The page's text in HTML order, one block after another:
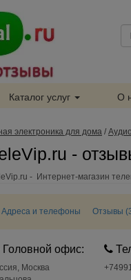
Каталог услуг О
электроника для дома /
-
- Интернет-магазин
Адреса и телефоны Отзывы
Головной офис:
, Москва